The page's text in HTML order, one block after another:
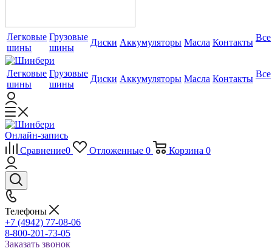
Легковые
шины
Грузовые
шины
Диски Аккумуляторы Масла Контакты Все
Легковые
шины
Грузовые
шины
Диски Аккумуляторы Масла Контакты Все
Онлайн-запись
Сравнение0 Отложенные 0 Корзина 0
Телефоны
+7 (4942) 77-08-06
8-800-201-73-05
Заказать звонок